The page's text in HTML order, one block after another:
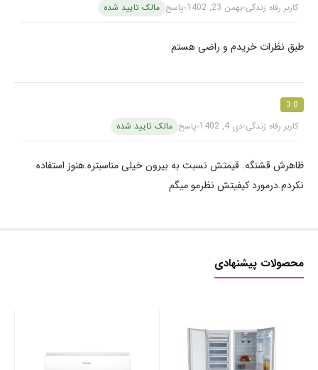
کاربر رفاه زندگی بهمن 23, 1402 پاسخ مالک تایید شده
طبق نظرات خریدم و راضی هستم
3.0
کاربر رفاه زندگی دی 4, 1402 پاسخ مالک تایید شده
ظاهرش قشنگه. قیمتش نسبت به بیرون خیلی مناسبتره.هنوز استفاده
نکردم.درمورد کیفیتش نظرمو میگم
محصولات پیشنهادی